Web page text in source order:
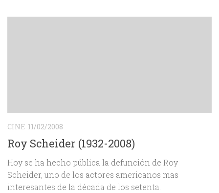
CINE 11/02/2008
Roy Scheider (1932-2008)
Hoy se ha hecho pública la defunción de Roy
Scheider, uno de los actores americanos mas
interesantes de la década de los setenta.